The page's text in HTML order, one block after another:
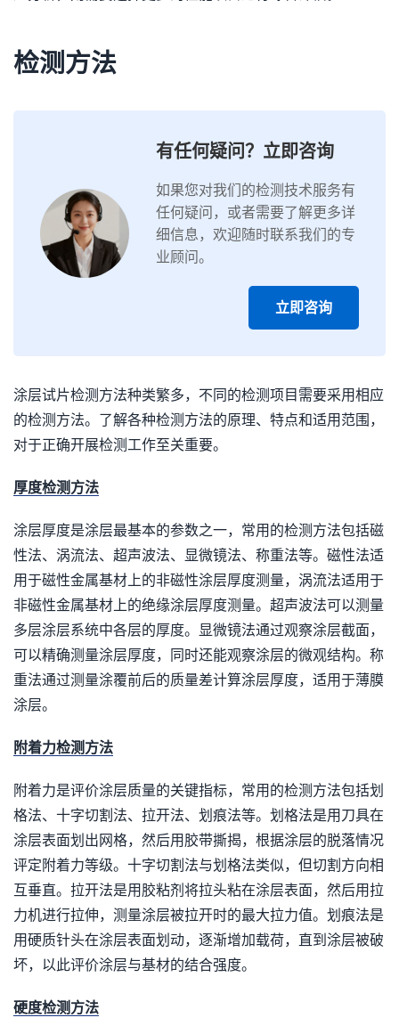
检测方法
有任何疑问？立即咨询
如果您对我们的检测技术服务有
任何疑问，或者需要了解更多详
细信息，欢迎随时联系我们的专
业顾问。
立即咨询
涂层试片检测方法种类繁多，不同的检测项目需要采用相应
的检测方法。了解各种检测方法的原理、特点和适用范围，
对于正确开展检测工作至关重要。
厚度检测方法
涂层厚度是涂层最基本的参数之一，常用的检测方法包括磁
性法、涡流法、超声波法、显微镜法、称重法等。磁性法适
用于磁性金属基材上的非磁性涂层厚度测量，涡流法适用于
非磁性金属基材上的绝缘涂层厚度测量。超声波法可以测量
多层涂层系统中各层的厚度。显微镜法通过观察涂层截面，
可以精确测量涂层厚度，同时还能观察涂层的微观结构。称
重法通过测量涂覆前后的质量差计算涂层厚度，适用于薄膜
涂层。
附着力检测方法
附着力是评价涂层质量的关键指标，常用的检测方法包括划
格法、十字切割法、拉开法、划痕法等。划格法是用刀具在
涂层表面划出网格，然后用胶带撕揭，根据涂层的脱落情况
评定附着力等级。十字切割法与划格法类似，但切割方向相
互垂直。拉开法是用胶粘剂将拉头粘在涂层表面，然后用拉
力机进行拉伸，测量涂层被拉开时的最大拉力值。划痕法是
用硬质针头在涂层表面划动，逐渐增加载荷，直到涂层被破
坏，以此评价涂层与基材的结合强度。
硬度检测方法